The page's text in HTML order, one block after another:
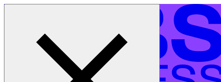
Inicio
Programas